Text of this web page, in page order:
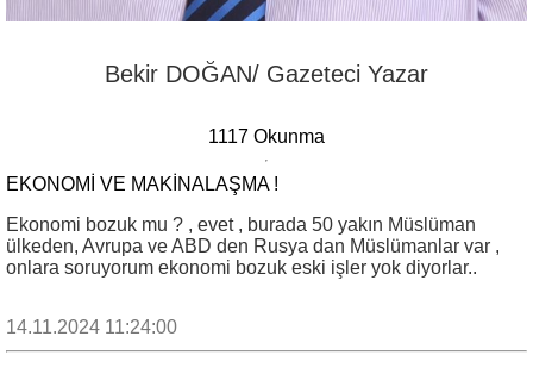
Bekir DOĞAN/ Gazeteci Yazar
1117 Okunma
EKONOMI VE MAKINALAŞMA !
Ekonomi bozuk mu ? , evet , burada 50 yakın Müslüman
ülkeden, Avrupa ve ABD den Rusya dan Müslümanlar var ,
onlara soruyorum ekonomi bozuk eski işler yok diyorlar..
14.11.2024 11:24:00